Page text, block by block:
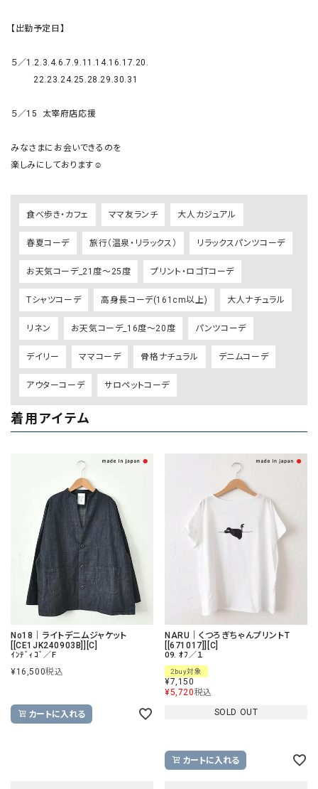
【出勤予定日】
５／1.2.3.4.6.7.9.11.14.16.17.20.
５／15  太宰府店応援
みなさまにお会いできるのを
食べ歩き・カフェ ママ友ランチ 大人カジュアル
春夏コーデ 旅行（温泉・リラックス） リラックスパンツコーデ
お天気コーデ_21度～25度 プリント・ロゴTコーデ
Tシャツコーデ 高身長コーデ(161cm以上) 大人ナチュラル
リネン お天気コーデ_16度～20度 パンツコーデ
デイリー ママコーデ 骨格ナチュラル デニムコーデ
アウターコーデ サロペットコーデ
着用アイテム
No18｜ライトデニムジャケット
[[CE1JK240903B]][C]
ｲﾝﾃﾞｨｺﾞ／F
¥16,500税込
カートに入れる
NARU｜くつろぎちゃんプリントT
[[671017]][C]
09. ｵﾌ／１
2buy対象
¥7,150
¥5,720税込
SOLD OUT
カートに入れる